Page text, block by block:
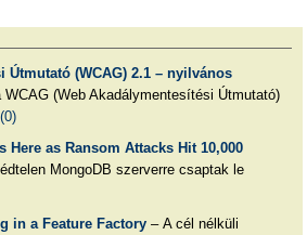
Útmutató (WCAG) 2.1 – nyilvános
(Web Akadálymentesítési Útmutató)
(0)
Here as Ransom Attacks Hit 10,000
MongoDB szerverre csaptak le
in a Feature Factory– A cél nélküli